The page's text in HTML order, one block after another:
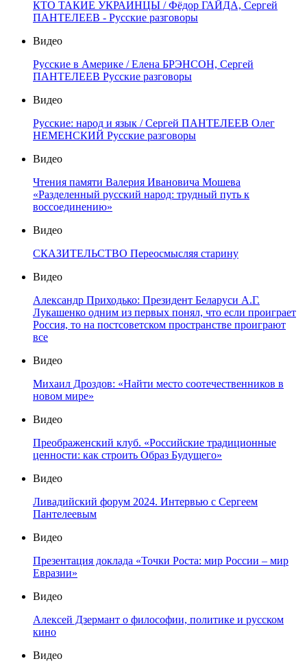
КТО ТАКИЕ УКРАИНЦЫ / Фёдор ГАЙДА, Сергей
ПАНТЕЛЕЕВ - Русские разговоры
Видео
Русские в Америке / Елена БРЭНСОН, Сергей
ПАНТЕЛЕЕВ Русские разговоры
Видео
Русские: народ и язык / Сергей ПАНТЕЛЕЕВ Олег
НЕМЕНСКИЙ Русские разговоры
Видео
Чтения памяти Валерия Ивановича Мошева
«Разделенный русский народ: трудный путь к
воссоединению»
Видео
СКАЗИТЕЛЬСТВО Переосмысляя старину
Видео
Александр Приходько: Президент Беларуси А.Г.
Лукашенко одним из первых понял, что если проиграет
Россия, то на постсоветском пространстве проиграют
все
Видео
Михаил Дроздов: «Найти место соотечественников в
новом мире»
Видео
Преображенский клуб. «Российские традиционные
ценности: как строить Образ Будущего»
Видео
Ливадийский форум 2024. Интервью с Сергеем
Пантелеевым
Видео
Презентация доклада «Точки Роста: мир России – мир
Евразии»
Видео
Алексей Дзермант о философии, политике и русском
кино
Видео